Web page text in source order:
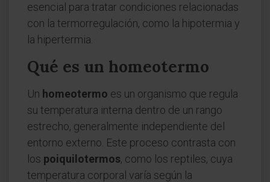
esencial para tratar condiciones relacionadas
con la termorregulación, como la hipotermia y
la hipertermia.
Qué es un homeotermo
Un homeotermo es un organismo que regula
su temperatura interna dentro de un rango
estrecho, generalmente independiente del
entorno externo. Este proceso contrasta con
los poiquilotermos, como los reptiles, cuya
temperatura corporal varía según la